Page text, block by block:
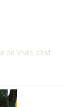
de Vivre, c’est